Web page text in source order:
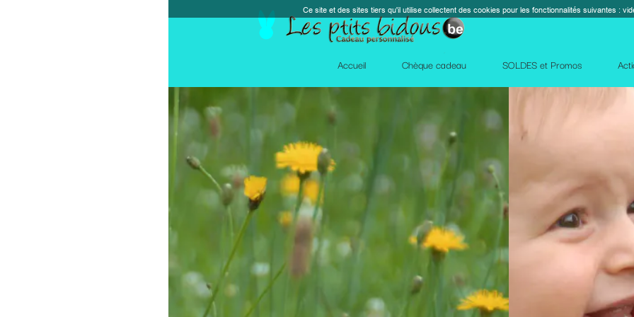
SOLDES et Promos Action Facebook Blog Des
Ce site et des sites tiers qu'il utilise collectent des cookies pour les fonctionnalités suivantes : vidéos, cartes, réseaux sociaux, calendrier,